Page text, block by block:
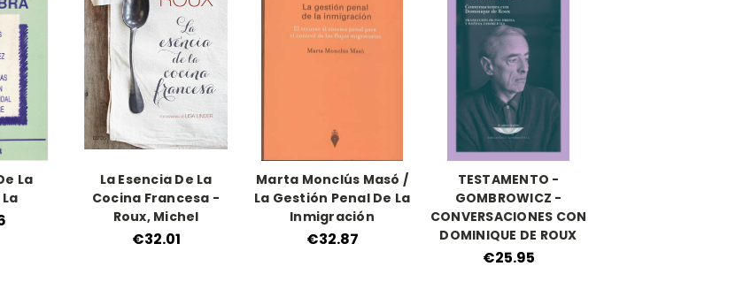
La
La Esencia De La
Cocina Francesa -
Roux, Michel
€32.01
Marta Monclús Masó /
La Gestión Penal De La
Inmigración
€32.87
TESTAMENTO -
GOMBROWICZ -
CONVERSACIONES CON
DOMINIQUE DE ROUX
€25.95